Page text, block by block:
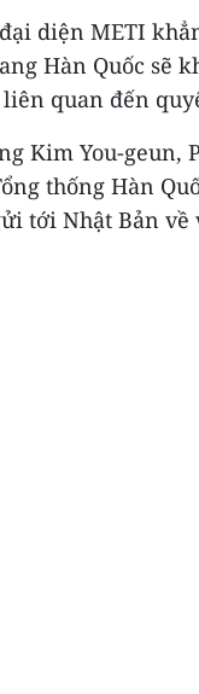
diện METI
Hàn Quốc sẽ
quan đến
Kim You-geun,
thống Hàn
tới Nhật Bản về